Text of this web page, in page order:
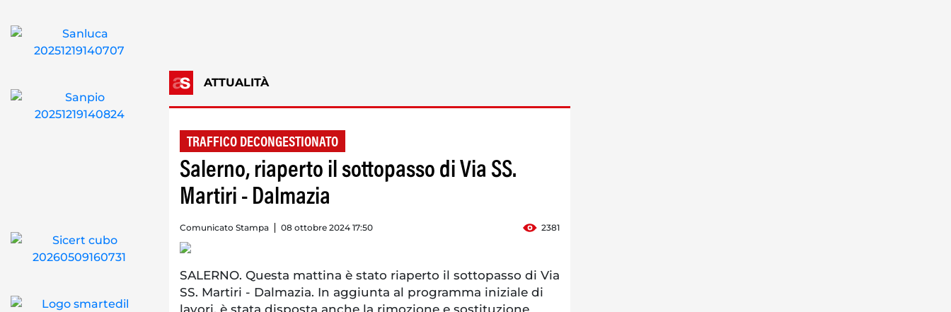
ATTUALITÀ
TRAFFICO DECONGESTIONATO
Salerno, riaperto il sottopasso di Via SS.
Martiri - Dalmazia
Comunicato Stampa 08 ottobre 2024 17:50 2381
SALERNO. Questa mattina è stato riaperto il sottopasso di Via
SS. Martiri - Dalmazia. In aggiunta al programma iniziale di